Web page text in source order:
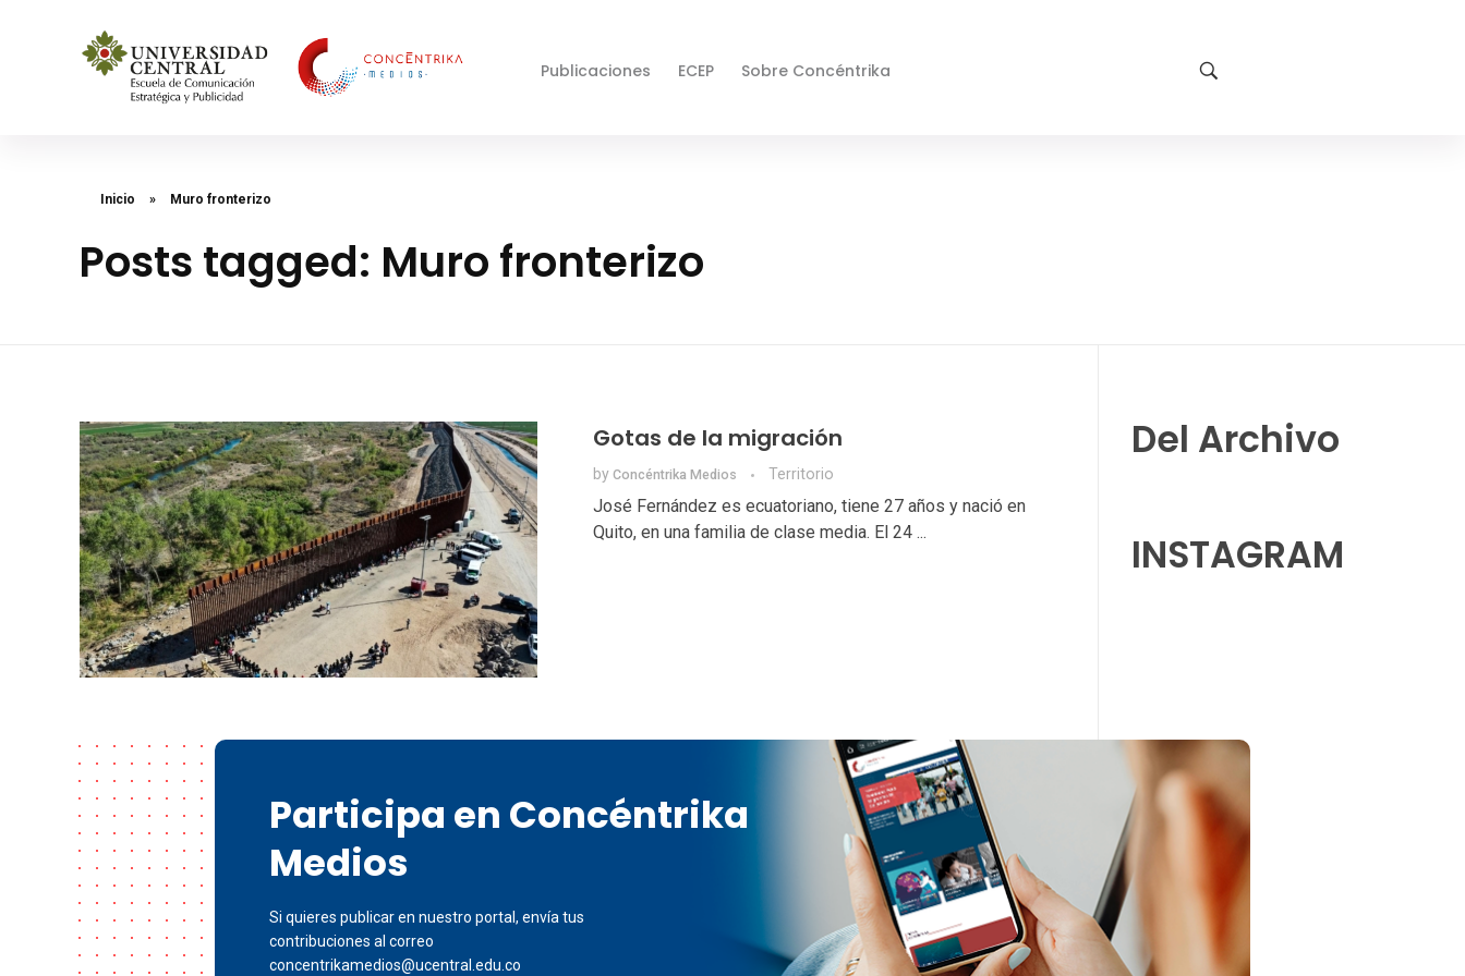
Publicaciones ECEP Sobre Concéntrika
Inicio » Muro fronterizo
Posts tagged: Muro fronterizo
Gotas de la migración
by Concéntrika Medios Territorio
José Fernández es ecuatoriano, tiene 27 años y nació en
Quito, en una familia de clase media. El 24 ...
Del Archivo
INSTAGRAM
Participa en Concéntrika
Medios
Si quieres publicar en nuestro portal, envía tus
contribuciones al correo
concentrikamedios@ucentral.edu.co